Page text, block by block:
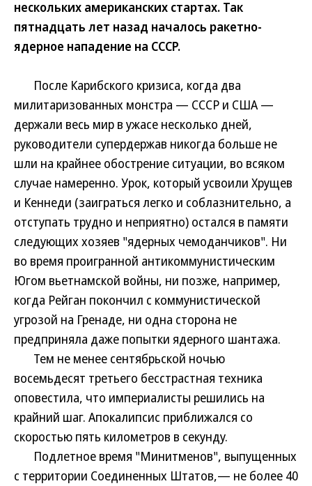
нескольких американских стартах. Так
пятнадцать лет назад началось ракетно-
ядерное нападение на СССР.
После Карибского кризиса, когда два
милитаризованных монстра — СССР и США —
держали весь мир в ужасе несколько дней,
руководители супердержав никогда больше не
шли на крайнее обострение ситуации, во всяком
случае намеренно. Урок, который усвоили Хрущев
и Кеннеди (заиграться легко и соблазнительно, а
отступать трудно и неприятно) остался в памяти
следующих хозяев "ядерных чемоданчиков". Ни
во время проигранной антикоммунистическим
Югом вьетнамской войны, ни позже, например,
когда Рейган покончил с коммунистической
угрозой на Гренаде, ни одна сторона не
предприняла даже попытки ядерного шантажа.
Тем не менее сентябрьской ночью
восемьдесят третьего бесстрастная техника
оповестила, что империалисты решились на
крайний шаг. Апокалипсис приближался со
скоростью пять километров в секунду.
Подлетное время "Минитменов", выпущенных
с территории Соединенных Штатов,— не более 40